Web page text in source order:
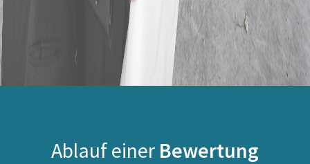
Ablauf einer Bewertung